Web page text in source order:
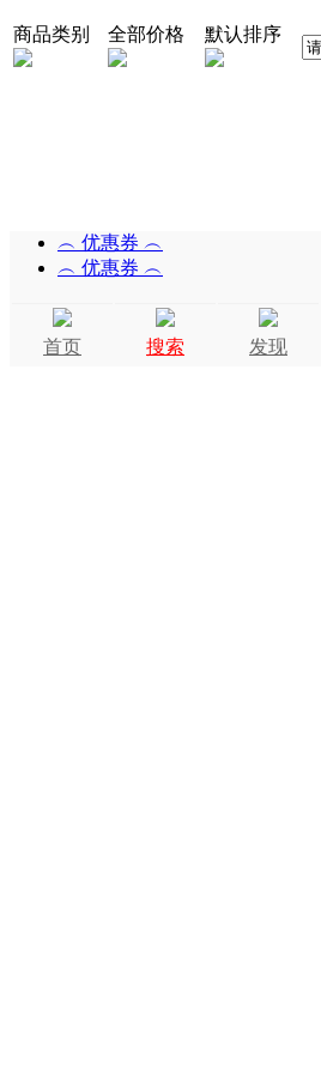
商品类别 全部价格 默认排序
︵ 优惠券 ︵
︵ 优惠券 ︵
首页 搜索 发现